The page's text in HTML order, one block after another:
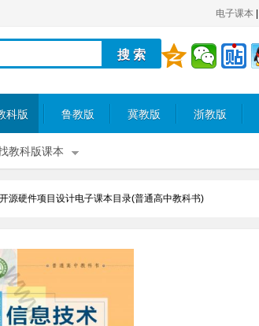
电子课本
科版 鲁教版 冀教版 浙教版
教科版课本
源硬件项目设计电子课本目录(普通高中教科书)